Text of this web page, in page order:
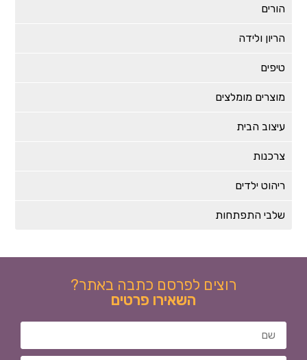
הורים
הריון ולידה
טיפים
מוצרים מומלצים
עיצוב הבית
צרכנות
ריהוט ילדים
שלבי התפתחות
רוצים לפרסם כתבה באתר?
השאירו פרטים